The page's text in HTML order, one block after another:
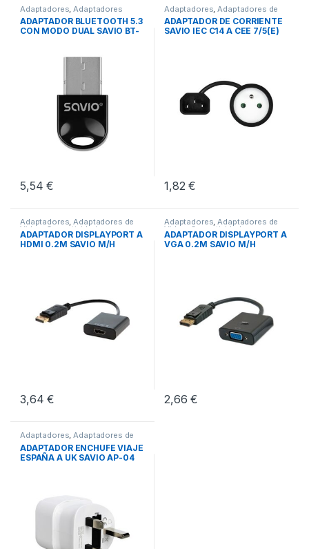
Adaptadores Adaptadores
Bluetooth, Conectividad
ADAPTADOR BLUETOOTH 5.3
CON MODO DUAL SAVIO BT-
5,54€
Adaptadores Adaptadores de
Corriente, Conectividad
ADAPTADOR DE CORRIENTE
SAVIO IEC C14 A CEE 7/5(E)
1,82€
Adaptadores,Adaptadores de
Video,Conectividad
ADAPTADOR DISPLAYPORT A
HDMI 0.2M SAVIO M/H
3,64€
Adaptadores,Adaptadores de
Video,Conectividad
ADAPTADOR DISPLAYPORT A
VGA 0.2M SAVIO M/H
2,66€
Adaptadores,Adaptadores de
Corriente, Conectividad
ADAPTADOR ENCHUFE VIAJE
ESPAÑA A UK SAVIO AP-04